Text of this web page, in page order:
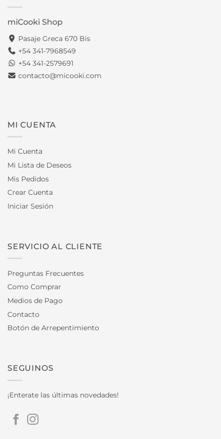
miCooki Shop
Pasaje Greca 670 Bis
+54 341-7968549
+54 341-2579691
contacto@micooki.com
MI CUENTA
Mi Cuenta
Mi Lista de Deseos
Mis Pedidos
Crear Cuenta
Iniciar Sesión
SERVICIO AL CLIENTE
Preguntas Frecuentes
Como Comprar
Medios de Pago
Contacto
Botón de Arrepentimiento
SEGUINOS
¡Enterate las últimas novedades!